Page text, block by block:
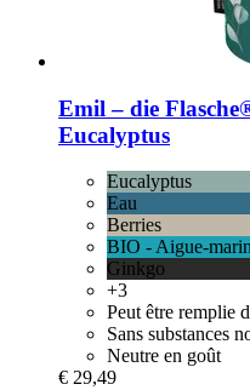
Emil – die
Eucalyptus
Eucalyptus
Eau
Berries
BIO - Aigue-
Ginkgo
+3
Peut être remplie
Sans substances
Neutre en goût
€ 29,49